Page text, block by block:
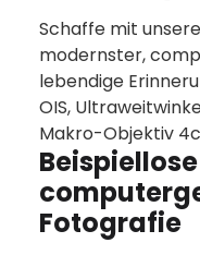
Schaffe mit
modernster,
lebendige
OIS,
Makro-Objektiv
Beispiellose
Fotografie